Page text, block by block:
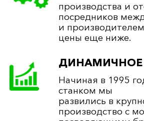
производства и
посредников
и
цены еще ниже.
ДИНАМИЧНОЕ
Начиная в 1995
станком мы
развились в
производство с